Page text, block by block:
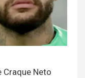
Craque Neto